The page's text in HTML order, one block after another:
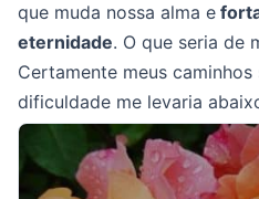
que muda nossa alma e
eternidade. O que seria de
Certamente meus
dificuldade me levaria